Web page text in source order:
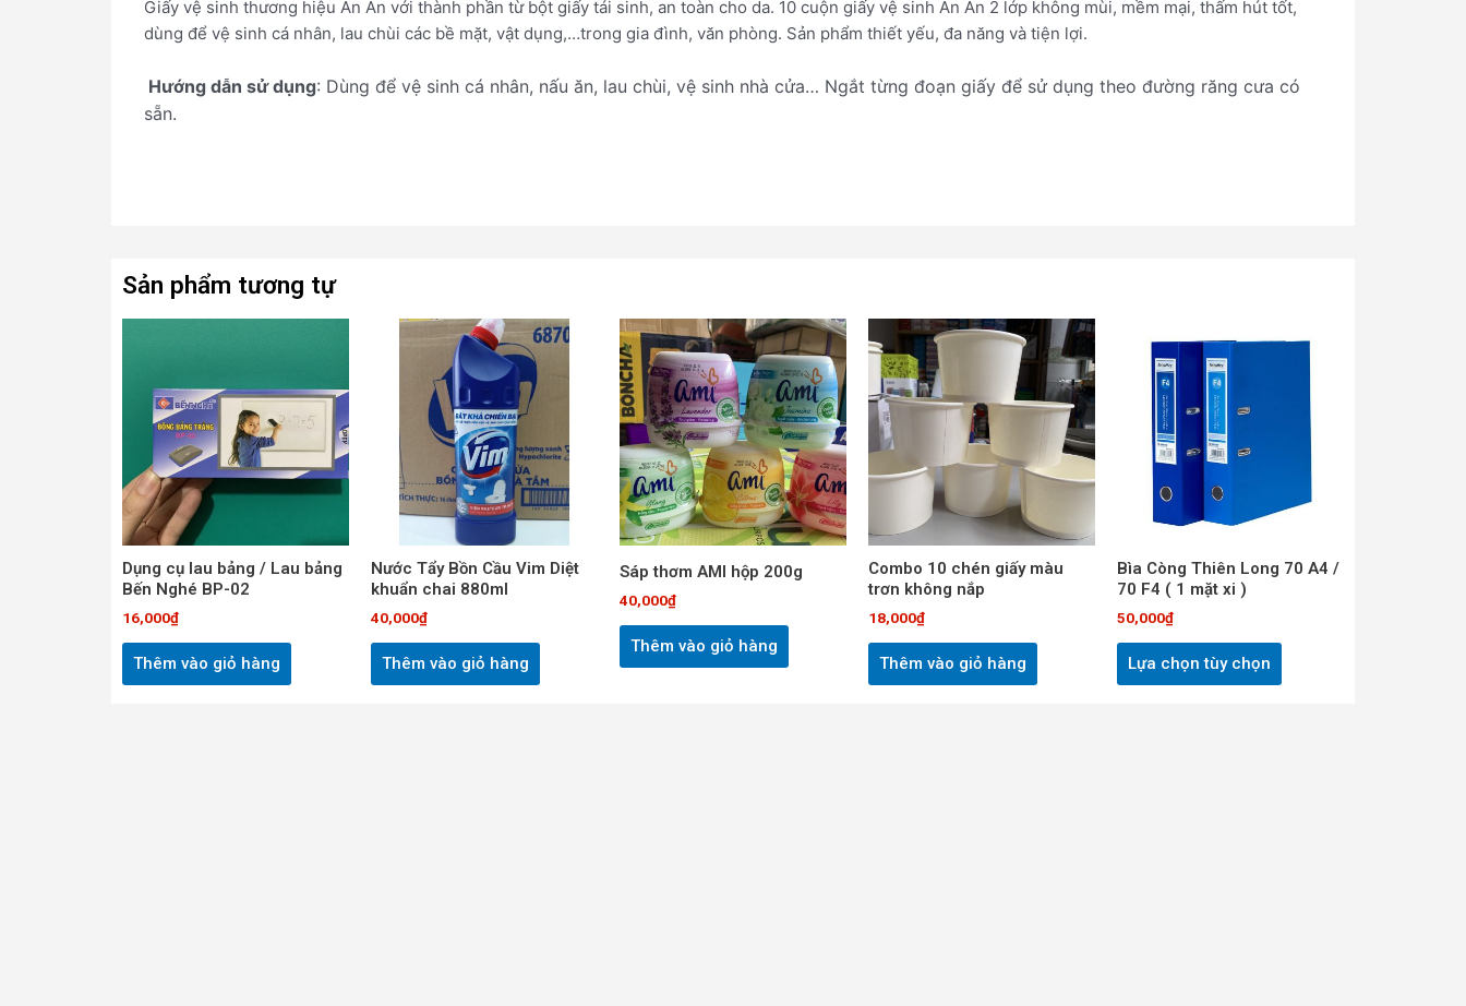
Giấy vệ sinh thương hiệu An An với thành phần từ bột giấy tái sinh, an toàn cho da. 10 cuộn giấy vệ sinh An An 2 lớp không mùi, mềm mại, thấm hút tốt,
dùng để vệ sinh cá nhân, lau chùi các bề mặt, vật dụng,…trong gia đình, văn phòng. Sản phẩm thiết yếu, đa năng và tiện lợi.
Hướng dẫn sử dụng: Dùng để vệ sinh cá nhân, nấu ăn, lau chùi, vệ sinh nhà cửa… Ngắt từng đoạn giấy để sử dụng theo đường răng cưa có
sẵn.
Sản phẩm tương tự
Dụng cụ lau bảng / Lau bảng
Bến Nghé BP-02
16,000₫
Thêm vào giỏ hàng
Nước Tẩy Bồn Cầu Vim Diệt
khuẩn chai 880ml
40,000₫
Thêm vào giỏ hàng
Sáp thơm AMI hộp 200g
40,000₫
Thêm vào giỏ hàng
Combo 10 chén giấy màu
trơn không nắp
18,000₫
Thêm vào giỏ hàng
Bìa Còng Thiên Long 70 A4 /
70 F4 ( 1 mặt xi )
50,000₫
Lựa chọn tùy chọn
phẩm
nhiều
Các
chọn
được